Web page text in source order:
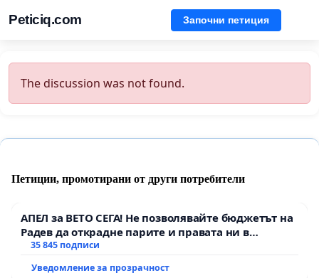
Peticiq.com Започни петиция
The discussion was not found.
Петиции, промотирани от други потребители
АПЕЛ за ВЕТО СЕГА! Не позволявайте бюджетът на
Радев да открадне парите и правата ни в
тъмното
35 845 подписи
Уведомление за прозрачност